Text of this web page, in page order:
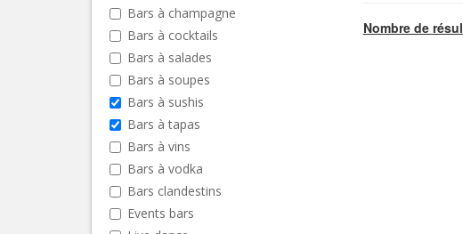
Bars à champagne
Bars à cocktails
Bars à salades
Bars à soupes
Bars à sushis
Bars à tapas
Bars à vins
Bars à vodka
Bars clandestins
Events bars
Nombre de